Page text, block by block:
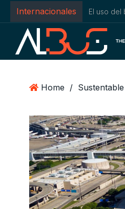
Internacionales El uso del
Home / Sustentable